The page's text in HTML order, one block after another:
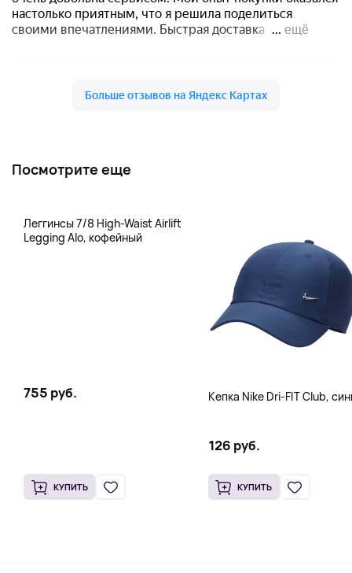
Посмотрите еще
Леггинсы 7/8 High-Waist Airlift
Legging Alo, кофейный
755 руб.
КУПИТЬ
Кепка Nike Dri-FIT Club,
126 руб.
КУПИТЬ